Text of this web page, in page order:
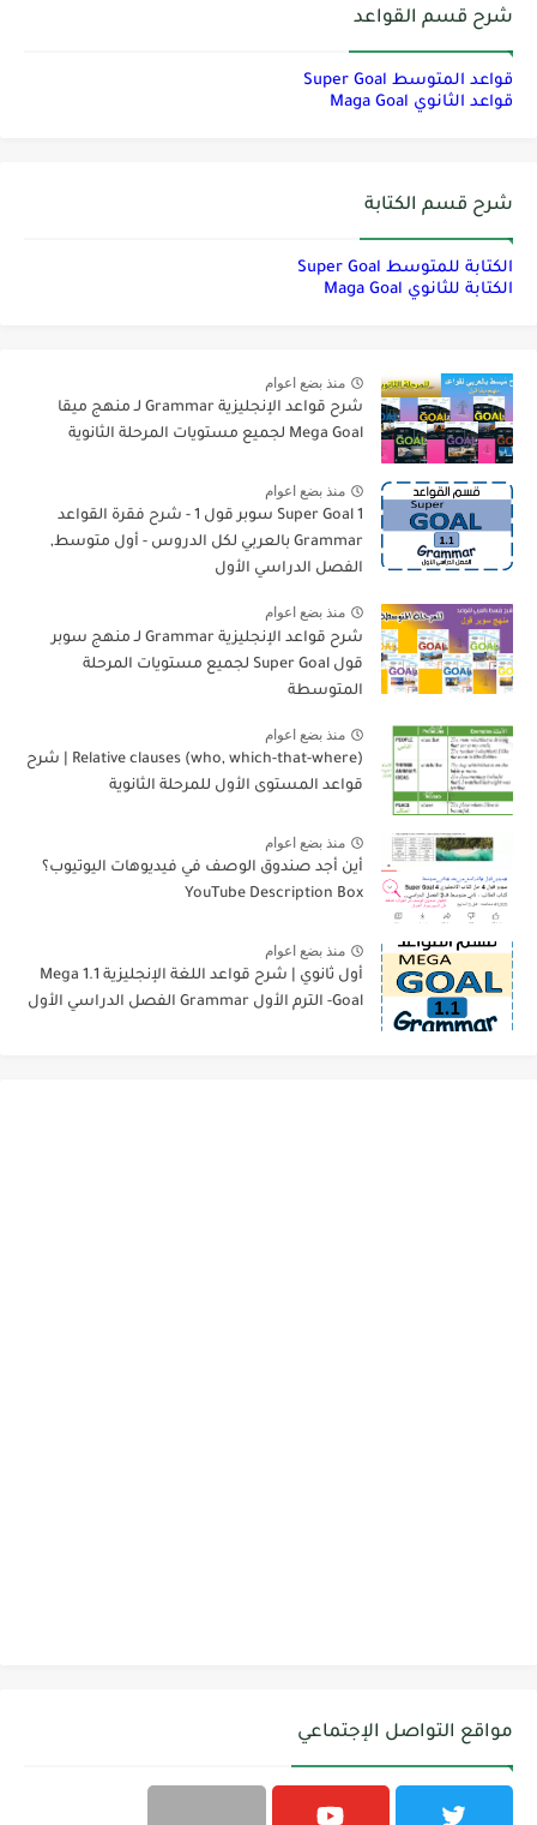
شرح قسم القواعد
قواعد المتوسط Super Goal
قواعد الثانوي Maga Goal
شرح قسم الكتابة
الكتابة للمتوسط Super Goal
الكتابة للثانوي Maga Goal
منذ بضع اعوام
شرح قواعد الإنجليزية Grammar لـ منهج ميقا
Mega Goal لجميع مستويات المرحلة الثانوية
منذ بضع اعوام
Super Goal 1 سوبر قول 1 - شرح فقرة القواعد
Grammar بالعربي لكل الدروس - أول متوسط,
الفصل الدراسي الأول
منذ بضع اعوام
شرح قواعد الإنجليزية Grammar لـ منهج سوبر
قول Super Goal لجميع مستويات المرحلة
المتوسطة
منذ بضع اعوام
Relative clauses (who, which-that-where) | شرح
قواعد المستوى الأول للمرحلة الثانوية
منذ بضع اعوام
أين أجد صندوق الوصف في فيديوهات اليوتيوب؟
YouTube Description Box
منذ بضع اعوام
أول ثانوي | شرح قواعد اللغة الإنجليزية 1.1 Mega
Goal- الترم الأول Grammar الفصل الدراسي الأول
مواقع التواصل الإجتماعي